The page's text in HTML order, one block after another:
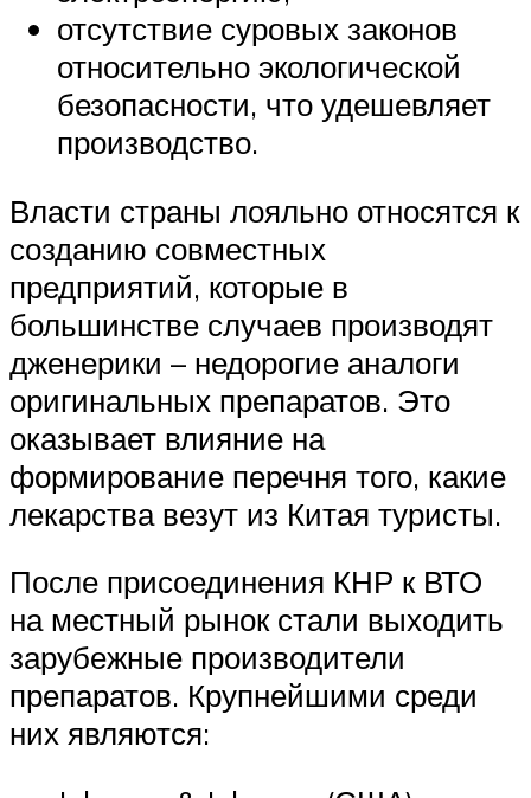
отсутствие суровых законов
относительно экологической
безопасности, что удешевляет
производство.
Власти страны лояльно относятся к
созданию совместных
предприятий, которые в
большинстве случаев производят
дженерики – недорогие аналоги
оригинальных препаратов. Это
оказывает влияние на
формирование перечня того, какие
лекарства везут из Китая туристы.
После присоединения КНР к ВТО
на местный рынок стали выходить
зарубежные производители
препаратов. Крупнейшими среди
них являются: